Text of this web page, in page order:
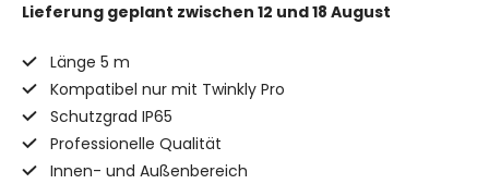
Lieferung geplant zwischen 12 und 18 August
Länge 5 m
Kompatibel nur mit Twinkly Pro
Schutzgrad IP65
Professionelle Qualität
Innen- und Außenbereich